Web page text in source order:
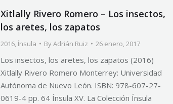
Xitlally Rivero Romero – Los insectos,
los aretes, los zapatos
2016, Ínsula ByAdrián Ruiz 26 enero, 2017
Los insectos, los aretes, los zapatos (2016)
Xitlally Rivero Romero Monterrey: Universidad
Autónoma de Nuevo León. ISBN: 978-607-27-
0619-4 pp. 64 Ínsula XV. La Colección Ínsula